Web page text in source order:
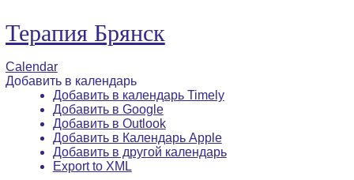
Терапия Брянск
Calendar
Добавить в календарь
Добавить в календарь Timely
Добавить в Google
Добавить в Outlook
Добавить в Календарь Apple
Добавить в другой календарь
Export to XML